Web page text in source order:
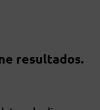
resultados.